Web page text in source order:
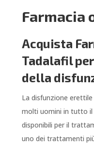
Farmacia
Acquista
Tadalafil
della
La disfunzione
molti uomini in tutto il
disponibili per il
uno dei trattamenti